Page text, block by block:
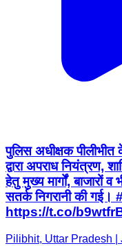
पुलिस अधीक्षक पीलीभीत
द्वारा अपराध नियंत्रण,
हेतु मुख्य मार्गों, बाजारों
सतर्क निगरानी की
https://t.co/
Pilibhit, Uttar Pradesh |